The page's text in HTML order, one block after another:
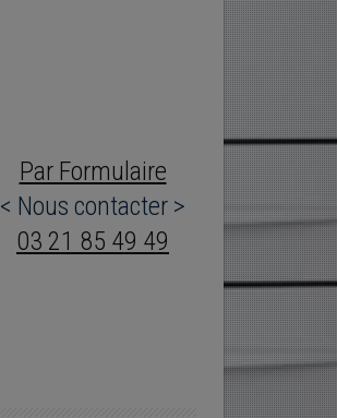
Par Formulaire
< Nous contacter >
03 21 85 49 49